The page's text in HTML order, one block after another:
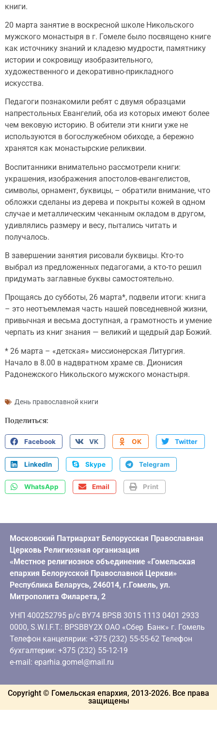
книги.
20 марта занятие в воскресной школе Никольского
мужского монастыря в г. Гомеле было посвящено книге
как источнику знаний и кладезю мудрости, памятнику
истории и сокровищу изобразительного,
художественного и декоративно-прикладного
искусства.
Педагоги познакомили ребят с двумя образцами
напрестольных Евангелий, оба из которых имеют более
чем вековую историю. В обители эти книги уже не
используются в богослужебном обиходе, а бережно
хранятся как монастырские реликвии.
Воспитанники внимательно рассмотрели книги:
украшения, изображения апостолов-евангелистов,
символы, орнамент, буквицы, – обратили внимание, что
обложки сделаны из дерева и покрыты кожей в одном
случае и металлическим чеканным окладом в другом,
удивлялись размеру и весу, пытались читать и
получалось.
В завершении занятия рисовали буквицы. Кто-то
выбрал из предложенных педагогами, а кто-то решил
придумать заглавные буквы самостоятельно.
Прощаясь до субботы, 26 марта*, подвели итоги: книга
– это неотъемлемая часть нашей повседневной жизни,
привычная и весьма доступная, а грамотность и умение
черпать из книг знания — великий и щедрый дар Божий.
* 26 марта – «детская» миссионерская Литургия.
Начало в 8.00 в надвратном храме св. Дионисия
Радонежского Никольского мужского монастыря.
День православной книги
Поделиться:
Facebook VK OK Twitter
LinkedIn Skype Telegram
WhatsApp Email Print
Московский Патриархат Белорусская Православная
Церковь Религиозная организация
«Местное религиозное объединение «Гомельская
епархия Белорусской Православной Церкви»
Республика Беларусь, 246014, г.Гомель, ул.
Митрополита Филарета, 2
УНП 400252795 р/с BY74 BPSB 3015 1113 0401 2933
0000, S.W.I.F.T.: BPSBBY2X ОАО «Сбер Банк» г. Гомель
Телефон канцелярии: +375 (232) 55-55-62 Телефон
бухгалтерии: +375 (232) 55-12-19
e-mail: eparhia.gomel@mail.ru
Copyright © Гомельская епархия, 2013-2026. Все права
защищены